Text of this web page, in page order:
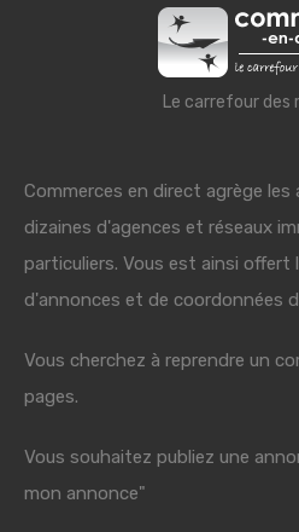
Le carrefour des
Commerces en direct agrège les
dizaines d'agences et réseaux
particuliers. Vous est ainsi offert
d'annonces et de coordonnées
Vous cherchez à reprendre un
pages.
Vous souhaitez publiez une
mon annonce"